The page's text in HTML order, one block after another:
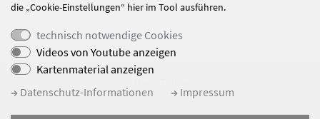
die „Cookie-Einstellungen“ hier im Tool ausführen.
technisch notwendige Cookies
Videos von Youtube anzeigen
Kartenmaterial anzeigen
Datenschutz-Informationen
Impressum